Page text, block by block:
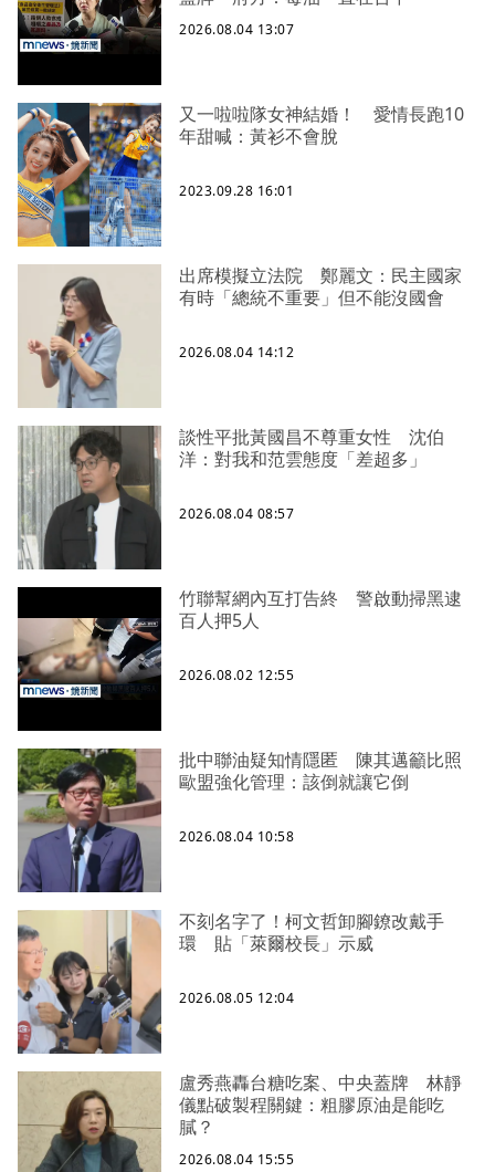
2026.08.04 13:07
又一啦啦隊女神結婚！ 愛情長跑10
年甜喊：黃衫不會脫
2023.09.28 16:01
出席模擬立法院 鄭麗文：民主國家
有時「總統不重要」但不能沒國會
2026.08.04 14:12
談性平批黃國昌不尊重女性 沈伯
洋：對我和范雲態度「差超多」
2026.08.04 08:57
竹聯幫網內互打告終 警啟動掃黑逮
百人押5人
2026.08.02 12:55
批中聯油疑知情隱匿 陳其邁籲比照
歐盟強化管理：該倒就讓它倒
2026.08.04 10:58
不刻名字了！柯文哲卸腳鐐改戴手
環 貼「萊爾校長」示威
2026.08.05 12:04
盧秀燕轟台糖吃案、中央蓋牌 林靜
儀點破製程關鍵：粗膠原油是能吃
膩？
2026.08.04 15:55